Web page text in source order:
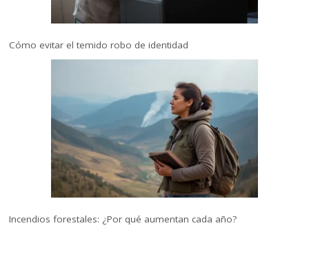
Cómo evitar el temido robo de identidad
Incendios forestales: ¿Por qué aumentan cada año?